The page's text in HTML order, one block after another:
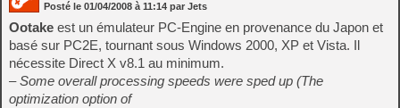
Posté le 01/04/2008 à 11:14 par Jets
Ootake est un émulateur PC-Engine en provenance du Japon et
basé sur PC2E, tournant sous Windows 2000, XP et Vista. Il
nécessite Direct X v8.1 au minimum.
– Some overall processing speeds were sped up (The
optimization option of